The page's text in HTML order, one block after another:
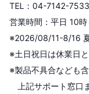
TEL：04-7142-7533
営業時間：平日 10
※2026/08/11-8/16 夏
※土日祝日は休業日と
※製品不具合なども
上記サポート窓口